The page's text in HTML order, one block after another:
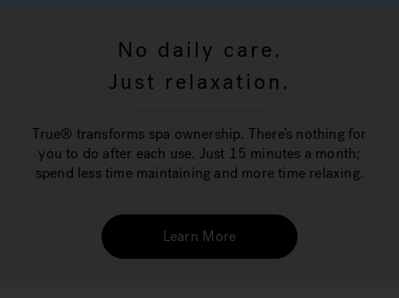
No daily care.
Just relaxation.
True® transforms spa ownership. There’s nothing for
you to do after each use. Just 15 minutes a month;
spend less time maintaining and more time relaxing.
Learn More